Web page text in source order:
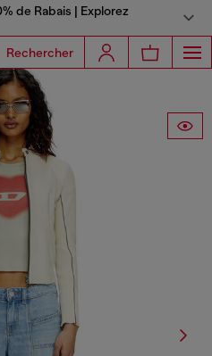
de Rabais | Explorez
Rechercher